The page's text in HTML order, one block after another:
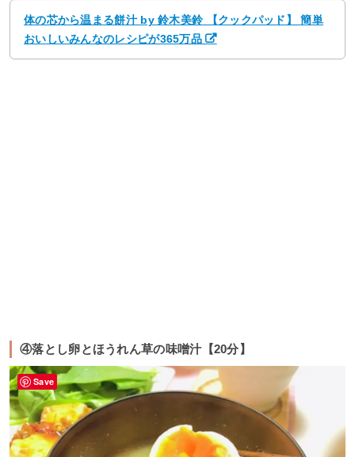
体の芯から温まる餅汁 by 鈴木美鈴 【クックパッド】 簡単
おいしいみんなのレシピが365万品
④落とし卵とほうれん草の味噌汁【20分】
Save